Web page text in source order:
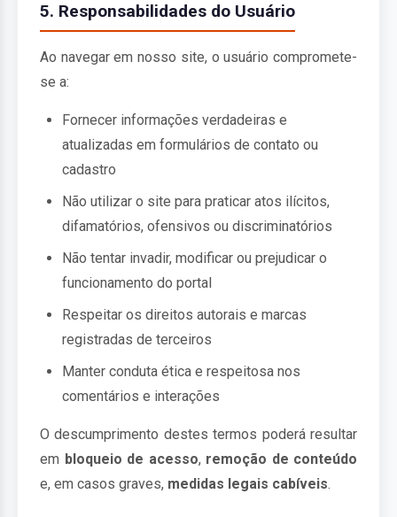
5. Responsabilidades do Usuário
Ao navegar em nosso site, o usuário compromete-
se a:
Fornecer informações verdadeiras e
atualizadas em formulários de contato ou
cadastro
Não utilizar o site para praticar atos ilícitos,
difamatórios, ofensivos ou discriminatórios
Não tentar invadir, modificar ou prejudicar o
funcionamento do portal
Respeitar os direitos autorais e marcas
registradas de terceiros
Manter conduta ética e respeitosa nos
comentários e interações
O descumprimento destes termos poderá resultar
em bloqueio de acesso, remoção de conteúdo
e, em casos graves, medidas legais cabíveis.